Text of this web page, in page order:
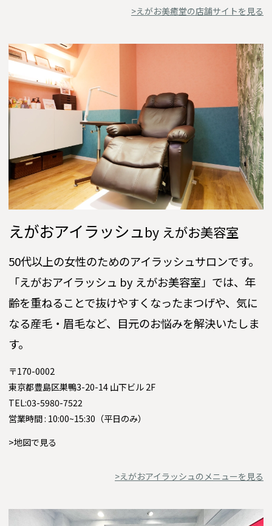
>えがお美癒堂の店舗サイトを見る
えがおアイラッシュby えがお美容室
50代以上の女性のためのアイラッシュサロンです。
「えがおアイラッシュ by えがお美容室」では、年
齢を重ねることで抜けやすくなったまつげや、気に
なる産毛・眉毛など、目元のお悩みを解決いたしま
す。
〒170-0002
東京都豊島区巣鴨3-20-14 山下ビル 2F
TEL:03-5980-7522
営業時間 : 10:00~15:30（平日のみ）
>地図で見る
>えがおアイラッシュのメニューを見る